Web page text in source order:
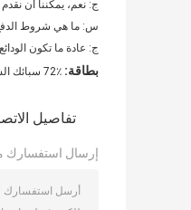
ج: نعم، يمكننا أن نقدم عينة 2 كجم مجانا، ولكن لا تدفع
س: ما هي شروط
ج: عادة ما تكون الودائع 30% والرصيد 70% بواسطة فاتورة الشحن. ولكن يمكن تغييرها وفقًا لمتطلبات العميل.
بطاقة: 72٪ سبائك السيليكون الحديدي
تفاصيل
إرسال استفسارك